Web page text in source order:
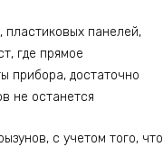
пластиковых панелей,
где прямое
прибора, достаточно
не останется
с учетом того, что